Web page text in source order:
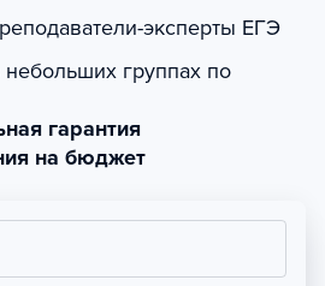
эксперты ЕГЭ
небольших группах по
гарантия
на бюджет